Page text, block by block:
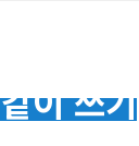
이 쓰기